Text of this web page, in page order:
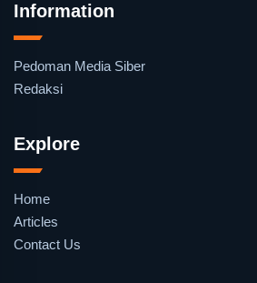
Information
Pedoman Media Siber
Redaksi
Explore
Home
Articles
Contact Us